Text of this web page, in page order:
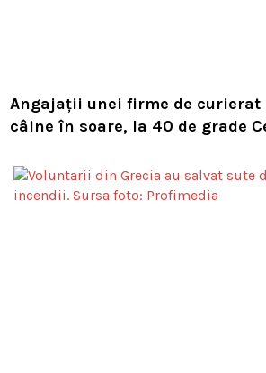
Angajații unei firme de curierat
câine în soare, la 40 de grade